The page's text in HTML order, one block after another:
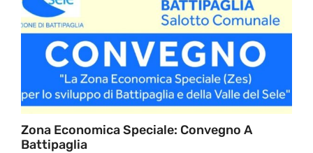
Zona Economica Speciale: Convegno A
Battipaglia